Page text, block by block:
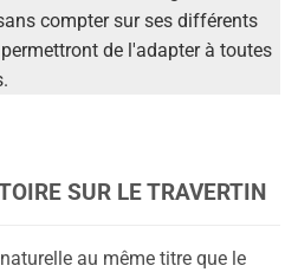
compter sur ses différents
de l'adapter à toutes
SUR LE TRAVERTIN
au même titre que le